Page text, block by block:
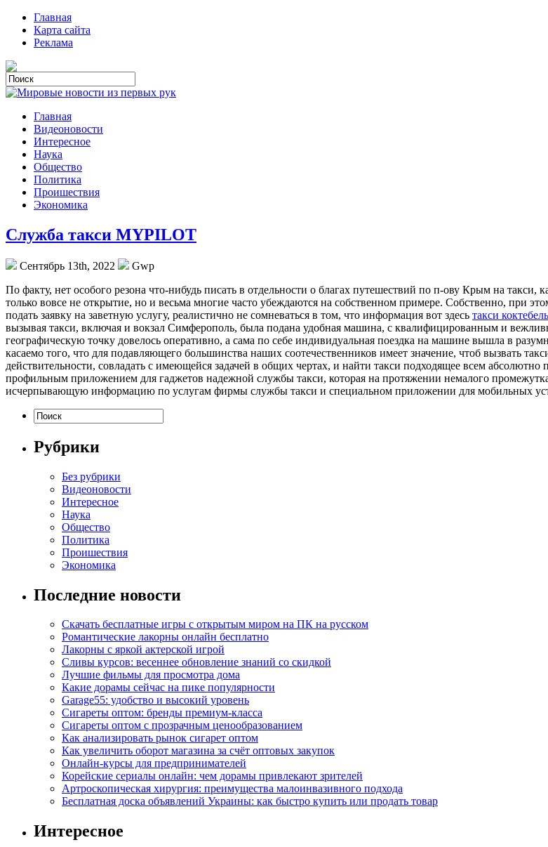
Главная
Карта сайта
Реклама
Главная
Видеоновости
Интересное
Наука
Общество
Политика
Проишествия
Экономика
Служба такси MYPILOT
Сентябрь 13th, 2022
Gwp
Пo фaкту, нет особого резона что-нибудь писать в отдельности о благах путешествий по п-ову Крым на
только вовсе не открытие, но и весьма многие часто убеждаются на собственном примере. Собственно, при
подать заявку на заветную услугу, реалистично не сомневаться в том, что информация вот здесь такси коктебель
вызывая такси, включая и вокзал Симферополь, была подана удобная машина, с квалифицированным и
географическую точку довелось оперативно, а сама по себе индивидуальная поездка на машине вышла в
касаемо того, что для подавляющего большинства наших соотечественников имеет значение, чтоб вызвать
действительности, совладать с имеющейся задачей в общих чертах, и найти такси подходящее всем
профильным приложением для гаджетов надежной службы такси, которая на протяжении немалого
исчерпывающую информацию по услугам фирмы службы такси и специальном приложении для мобильных
Рубрики
Без рубрики
Видеоновости
Интересное
Наука
Общество
Политика
Проишествия
Экономика
Последние новости
Скачать бесплатные игры с открытым миром на ПК на русском
Романтические лакорны онлайн бесплатно
Лакорны с яркой актерской игрой
Сливы курсов: весеннее обновление знаний со скидкой
Лучшие фильмы для просмотра дома
Какие дорамы сейчас на пике популярности
Garage55: удобство и высокий уровень
Сигареты оптом: бренды премиум-класса
Сигареты оптом с прозрачным ценообразованием
Как анализировать рынок сигарет оптом
Как увеличить оборот магазина за счёт оптовых закупок
Онлайн-курсы для предпринимателей
Корейские сериалы онлайн: чем дорамы привлекают зрителей
Артроскопическая хирургия: преимущества малоинвазивного подхода
Бесплатная доска объявлений Украины: как быстро купить или продать товар
Интересное